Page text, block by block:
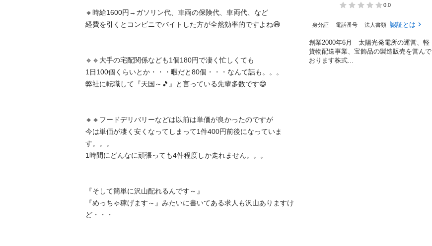
🔸時給1600円→ガソリン代、車両の保険代、車両代、など
経費を引くとコンビニでバイトした方が全然効率的ですよね😄
🔹🔹大手の宅配関係なども1個180円で凄く忙しくても
1日100個くらいとか・・・暇だと80個・・・なんて話も。。。
弊社に転職して『天国～🎵』と言っている先輩多数です😄
🔸🔸フードデリバリーなどは以前は単価が良かったのですが
今は単価が凄く安くなってしまって1件400円前後になっていま
す。。。
1時間にどんなに頑張っても4件程度しか走れません。。。
『そして簡単に沢山配れるんです～』
『めっちゃ稼げます～』みたいに書いてある求人も沢山ありますけ
ど・・・
0.0
身分証 電話番号 法人書類 認証とは
創業2000年6月 太陽光発電所の運営、軽
貨物配送事業、宝飾品の製造販売を営んで
おります株式...